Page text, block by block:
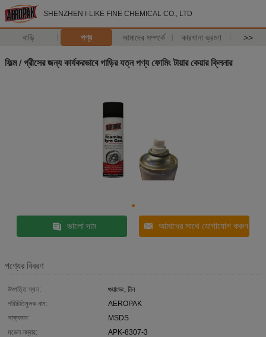
SHENZHEN I-LIKE FINE CHEMICAL CO., LTD
বাড়ি পণ্য আমাদের সম্পর্কে কারখানা ভ্রমণ >>
ফিল্ম / গ্রীসের জন্য কার্যকরভাবে গাড়ির যত্ন পণ্য ফোমিং টায়ার কেয়ার ক্লিনার
ভালো দাম আমাদের সাথে যোগাযোগ করুন
পণ্যের বিবরণ
উৎপত্তি স্থল:
গুয়াংডং, চীন
পরিচিতিমুলক নাম:
AEROPAK
সাক্ষ্যদান:
MSDS
মডেল নম্বার:
APK-8307-3